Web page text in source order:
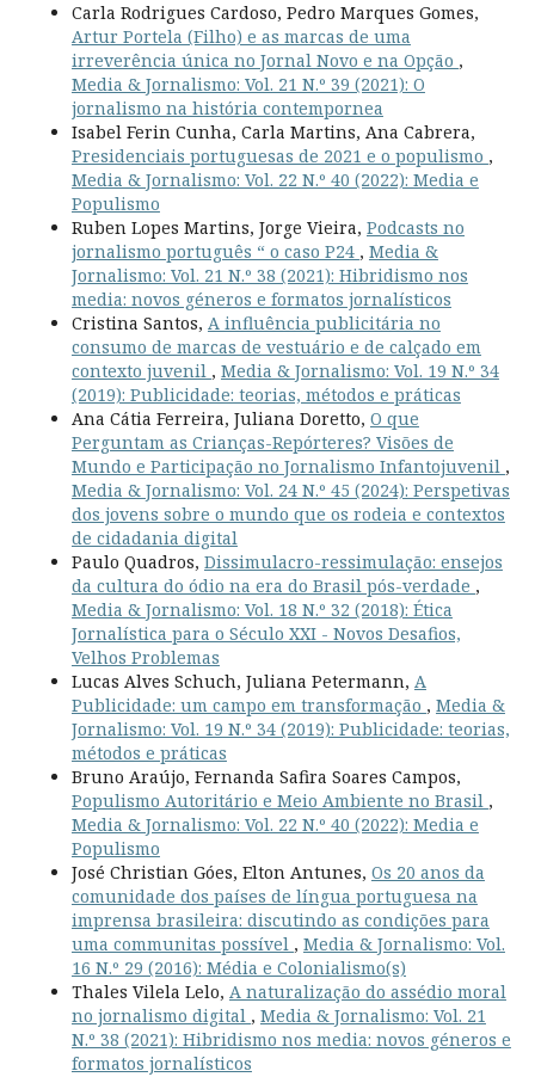
Carla Rodrigues Cardoso, Pedro Marques Gomes,
Artur Portela (Filho) e as marcas de uma
irreverência única no Jornal Novo e na Opção ,
Media & Jornalismo: Vol. 21 N.º 39 (2021): O
jornalismo na história contempornea
Isabel Ferin Cunha, Carla Martins, Ana Cabrera,
Presidenciais portuguesas de 2021 e o populismo ,
Media & Jornalismo: Vol. 22 N.º 40 (2022): Media e
Populismo
Ruben Lopes Martins, Jorge Vieira, Podcasts no
jornalismo português “ o caso P24 , Media &
Jornalismo: Vol. 21 N.º 38 (2021): Hibridismo nos
media: novos géneros e formatos jornalísticos
Cristina Santos, A influência publicitária no
consumo de marcas de vestuário e de calçado em
contexto juvenil , Media & Jornalismo: Vol. 19 N.º 34
(2019): Publicidade: teorias, métodos e práticas
Ana Cátia Ferreira, Juliana Doretto, O que
Perguntam as Crianças-Repórteres? Visões de
Mundo e Participação no Jornalismo Infantojuvenil ,
Media & Jornalismo: Vol. 24 N.º 45 (2024): Perspetivas
dos jovens sobre o mundo que os rodeia e contextos
de cidadania digital
Paulo Quadros, Dissimulacro-ressimulação: ensejos
da cultura do ódio na era do Brasil pós-verdade ,
Media & Jornalismo: Vol. 18 N.º 32 (2018): Ética
Jornalística para o Século XXI - Novos Desafios,
Velhos Problemas
Lucas Alves Schuch, Juliana Petermann, A
Publicidade: um campo em transformação , Media &
Jornalismo: Vol. 19 N.º 34 (2019): Publicidade: teorias,
métodos e práticas
Bruno Araújo, Fernanda Safira Soares Campos,
Populismo Autoritário e Meio Ambiente no Brasil ,
Media & Jornalismo: Vol. 22 N.º 40 (2022): Media e
Populismo
José Christian Góes, Elton Antunes, Os 20 anos da
comunidade dos países de língua portuguesa na
imprensa brasileira: discutindo as condições para
uma communitas possível , Media & Jornalismo: Vol.
16 N.º 29 (2016): Média e Colonialismo(s)
Thales Vilela Lelo, A naturalização do assédio moral
no jornalismo digital , Media & Jornalismo: Vol. 21
N.º 38 (2021): Hibridismo nos media: novos géneros e
formatos jornalísticos